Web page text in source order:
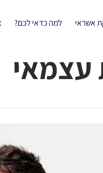
אשראי למה כדאי לכם?
עצמאי